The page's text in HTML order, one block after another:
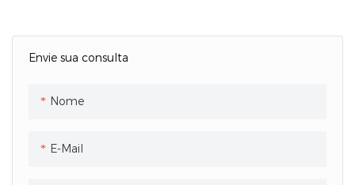
Envie sua consulta
Nome
E-Mail